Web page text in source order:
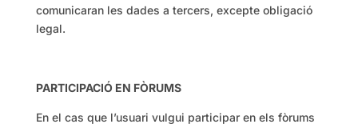
comunicaran les dades a tercers, excepte obligació
legal.
PARTICIPACIÓ EN FÒRUMS
En el cas que l’usuari vulgui participar en els fòrums